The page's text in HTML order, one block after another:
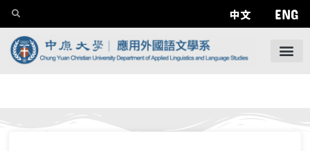
中文 ENG